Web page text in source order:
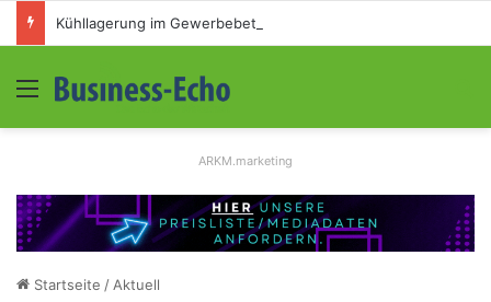
Menü
ARKM.marketing
Startseite / Aktuell